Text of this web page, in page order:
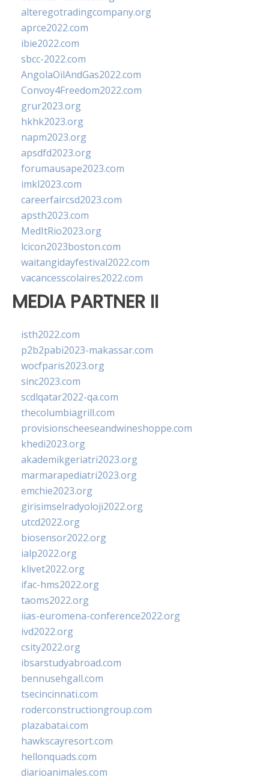
alteregotradingcompany.org
aprce2022.com
ibie2022.com
sbcc-2022.com
AngolaOilAndGas2022.com
Convoy4Freedom2022.com
grur2023.org
hkhk2023.org
napm2023.org
apsdfd2023.org
forumausape2023.com
imkl2023.com
careerfaircsd2023.com
apsth2023.com
MedItRio2023.org
lcicon2023boston.com
waitangidayfestival2022.com
vacancesscolaires2022.com
MEDIA PARTNER II
isth2022.com
p2b2pabi2023-makassar.com
wocfparis2023.org
sinc2023.com
scdlqatar2022-qa.com
thecolumbiagrill.com
provisionscheeseandwineshoppe.com
khedi2023.org
akademikgeriatri2023.org
marmarapediatri2023.org
emchie2023.org
girisimselradyoloji2022.org
utcd2022.org
biosensor2022.org
ialp2022.org
klivet2022.org
ifac-hms2022.org
taoms2022.org
iias-euromena-conference2022.org
ivd2022.org
csity2022.org
ibsarstudyabroad.com
bennusehgall.com
tsecincinnati.com
roderconstructiongroup.com
plazabatai.com
hawkscayresort.com
hellonquads.com
diarioanimales.com